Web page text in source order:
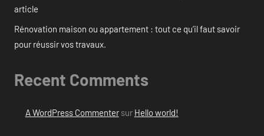
article
Rénovation maison ou appartement : tout ce qu’il faut savoir
pour réussir vos travaux.
Recent Comments
A WordPress Commentersur Hello world!